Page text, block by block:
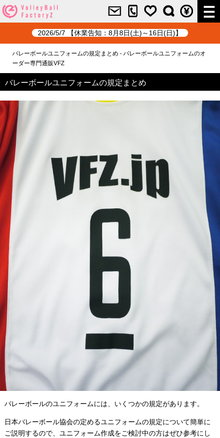
2026/5/7 【休業告知：8月8日(土)～16日(日)】
バレーボールユニフォームの規定まとめ - バレーボールユニフォームのオ
ーダー専門通販VFZ
バレーボールユニフォームの規定まとめ
バレーボールのユニフォームには、いくつかの規定があります。
日本バレーボール協会の定めるユニフォームの規定について簡単に
ご説明するので、ユニフォーム作成をご検討中の方はぜひ参考にし